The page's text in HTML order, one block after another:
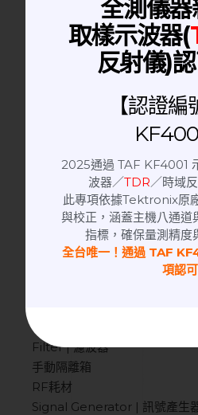
Digital Multimeter | 數位萬
Spectrum Analyzers 頻譜分
Optical Communication |
氣動式隔離箱
RF測試設備
Horn Antenna Tripod | 天線
Coaxial Switch | 射頻微波同
Horn Antenna | 喇叭天線
Probe | 探頭.探棒
Filter | 濾波器
手動隔離箱
RF耗材
Signal Generator | 訊號產生
全測儀
取樣示波器(
反射儀)
【認證
2025通過 TAF KF4001
波器／TDR／時域
此專項依據Tektronix原
與校正，涵蓋主機八通道
指標，確保量測精度
全台唯一！通過 TAF
項認可